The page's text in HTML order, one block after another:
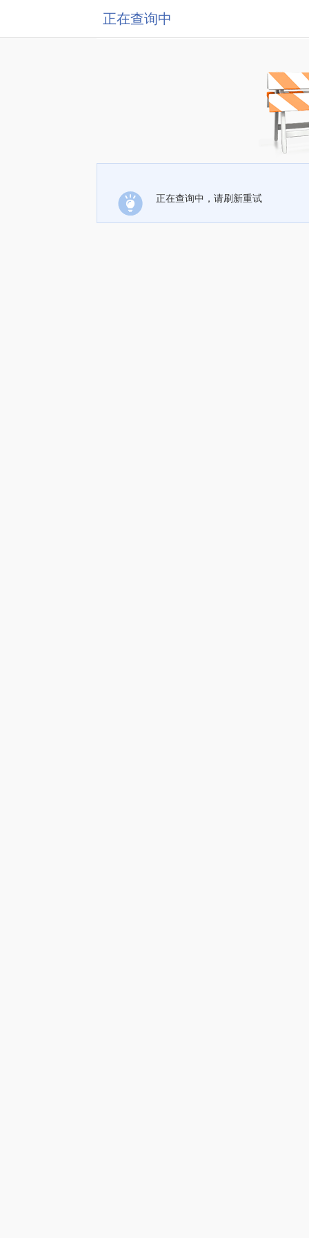
正在查询中
正在查询中，请刷新重试